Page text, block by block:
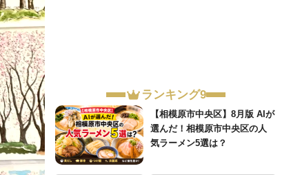
ランキング9
【相模原市中央区】8月版 AIが
選んだ！相模原市中央区の人
気ラーメン5選は？